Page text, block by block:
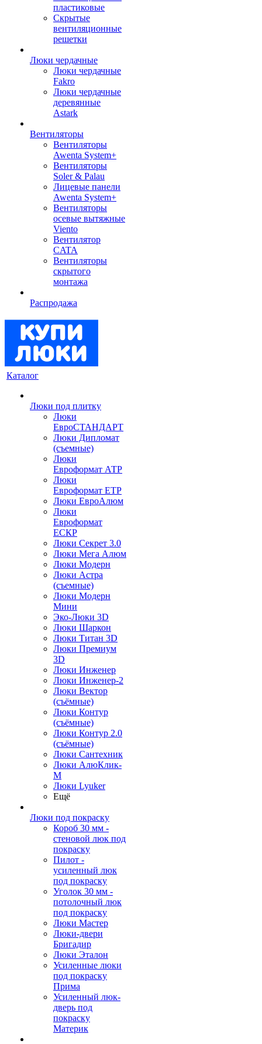
пластиковые
Скрытые
вентиляционные
решетки
Люки чердачные
Люки чердачные
Fakro
Люки чердачные
деревянные
Astark
Вентиляторы
Вентиляторы
Awenta System+
Вентиляторы
Soler & Palau
Лицевые панели
Awenta System+
Вентиляторы
осевые вытяжные
Viento
Вентилятор
CATA
Вентиляторы
скрытого
монтажа
Распродажа
Каталог
Люки под плитку
Люки
ЕвроСТАНДАРТ
Люки Дипломат
(съемные)
Люки
Евроформат АТР
Люки
Евроформат ЕТР
Люки ЕвроАлюм
Люки
Евроформат
ЕСКР
Люки Секрет 3.0
Люки Мега Алюм
Люки Модерн
Люки Астра
(съемные)
Люки Модерн
Мини
Эко-Люки 3D
Люки Шаркон
Люки Титан 3D
Люки Премиум
3D
Люки Инженер
Люки Инженер-2
Люки Вектор
(съёмные)
Люки Контур
(съёмные)
Люки Контур 2.0
(съёмные)
Люки Сантехник
Люки АлюКлик-
М
Люки Lyuker
Ещё
Люки под покраску
Короб 30 мм -
стеновой люк под
покраску
Пилот -
усиленный люк
под покраску
Уголок 30 мм -
потолочный люк
под покраску
Люки Мастер
Люки-двери
Бригадир
Люки Эталон
Усиленные люки
под покраску
Прима
Усиленный люк-
дверь под
покраску
Материк